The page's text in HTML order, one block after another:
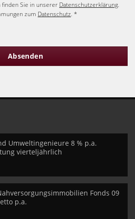
Sie in unserer Datenschutzerklärung.
zum Datenschutz. *
Absenden
Umweltingenieure 8 % p.a.
vierteljährlich
Fonds 09
p.a.